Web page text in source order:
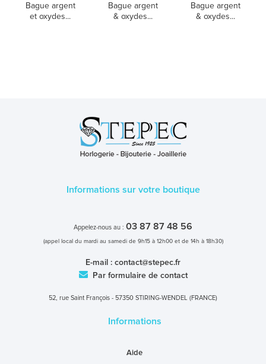
Bague argent
et oxydes...
Bague argent
& oxydes...
Bague argent
& oxydes...
Informations sur votre boutique
Appelez-nous au : 03 87 87 48 56
(appel local du mardi au samedi de 9h15 à 12h00 et de 14h à 18h30)
E-mail : contact@stepec.fr
Par formulaire de contact
52, rue Saint François - 57350 STIRING-WENDEL (FRANCE)
Informations
Aide